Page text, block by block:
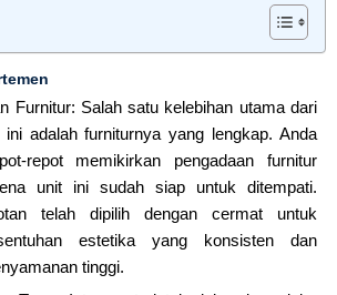
Furnitur: Salah satu kelebihan utama dari
ini adalah furniturnya yang lengkap. Anda
repot memikirkan pengadaan furnitur
unit ini sudah siap untuk ditempati.
telah dipilih dengan cermat untuk
estetika yang konsisten dan
tinggi.